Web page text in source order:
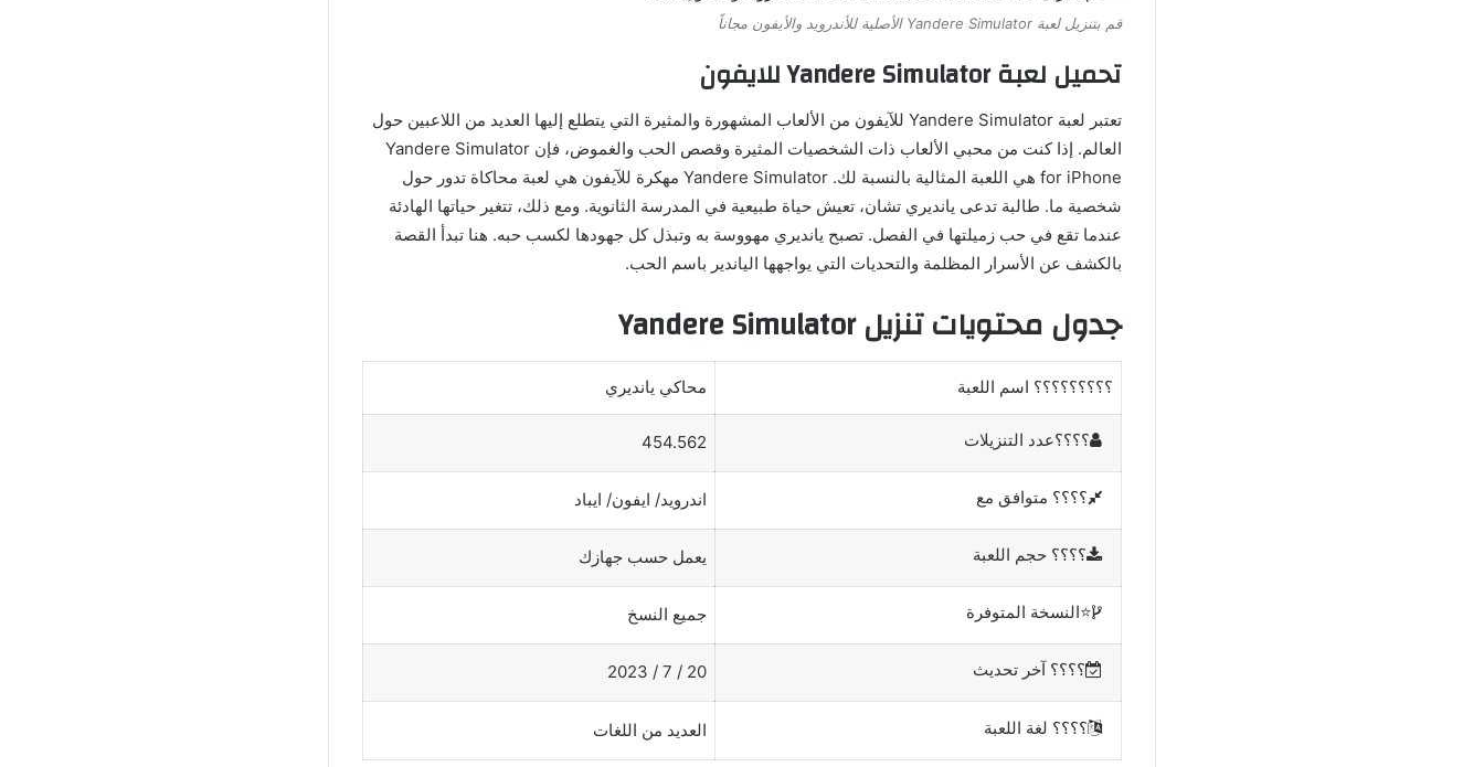
قم بتنزيل لعبة Yandere Simulator الأصلية للأندرويد والأيفون مجاناً
تحميل لعبة Yandere Simulator للايفون
تعتبر لعبة Yandere Simulator للآيفون من الألعاب المشهورة والمثيرة التي يتطلع إليها العديد من اللاعبين حول
العالم. إذا كنت من محبي الألعاب ذات الشخصيات المثيرة وقصص الحب والغموض، فإن Yandere Simulator
for iPhone هي اللعبة المثالية بالنسبة لك. Yandere Simulator مهكرة للآيفون هي لعبة محاكاة تدور حول
شخصية ما. طالبة تدعى يانديري تشان، تعيش حياة طبيعية في المدرسة الثانوية. ومع ذلك، تتغير حياتها الهادئة
عندما تقع في حب زميلتها في الفصل. تصبح يانديري مهووسة به وتبذل كل جهودها لكسب حبه. هنا تبدأ القصة
بالكشف عن الأسرار المظلمة والتحديات التي يواجهها الياندير باسم الحب.
جدول محتويات تنزيل Yandere Simulator
؟؟؟؟؟؟؟؟؟ اسم اللعبة محاكي يانديري
؟؟؟؟عدد التنزيلات 454.562
؟؟؟؟️ متوافق مع اندرويد/ ايفون/ ايباد
؟؟؟؟ حجم اللعبة يعمل حسب جهازك
⭐النسخة المتوفرة جميع النسخ
؟؟؟؟️ آخر تحديث 20 / 7 / 2023
؟؟؟؟ لغة اللعبة العديد من اللغات